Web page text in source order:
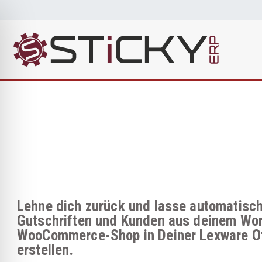
Lehne dich zurück und lasse
Gutschriften und Kunden aus deinem
WooCommerce-Shop in Deiner Lexware
erstellen.